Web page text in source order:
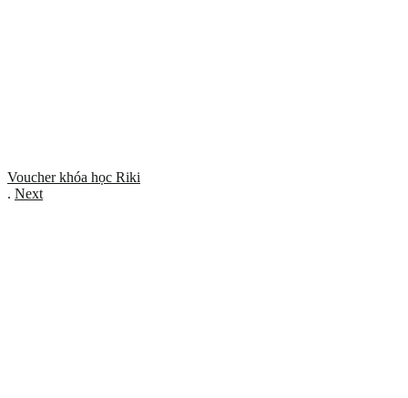
Voucher khóa học Riki
. Next